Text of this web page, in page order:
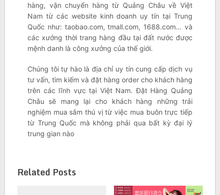
hàng, vận chuyển hàng từ Quảng Châu về Việt
Nam từ các website kinh doanh uy tín tại Trung
Quốc như: taobao.com, tmall.com, 1688.com… và
các xưởng thời trang hàng đầu tại đất nước được
mệnh danh là công xưởng của thế giới.
Chúng tôi tự hào là địa chỉ uy tín cung cấp dịch vụ
tư vấn, tìm kiếm và đặt hàng order cho khách hàng
trên các lĩnh vực tại Việt Nam. Đặt Hàng Quảng
Châu sẽ mang lại cho khách hàng những trải
nghiệm mua sắm thú vị từ việc mua buôn trực tiếp
từ Trung Quốc mà không phải qua bất kỳ đại lý
trung gian nào
Related Posts